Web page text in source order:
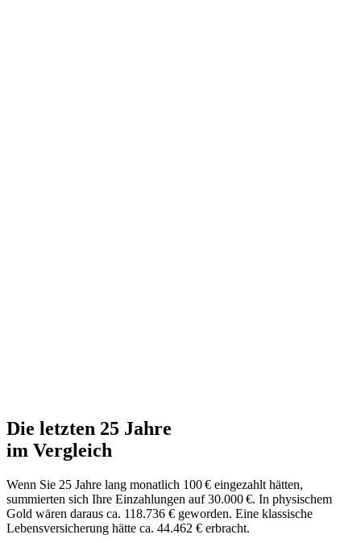
Die letzten 25 Jahre
im Vergleich
Wenn Sie 25 Jahre lang monatlich 100 € eingezahlt hätten,
summierten sich Ihre Einzahlungen auf 30.000 €. In physischem
Gold wären daraus ca. 118.736 € geworden. Eine klassische
Lebensversicherung hätte ca. 44.462 € erbracht.